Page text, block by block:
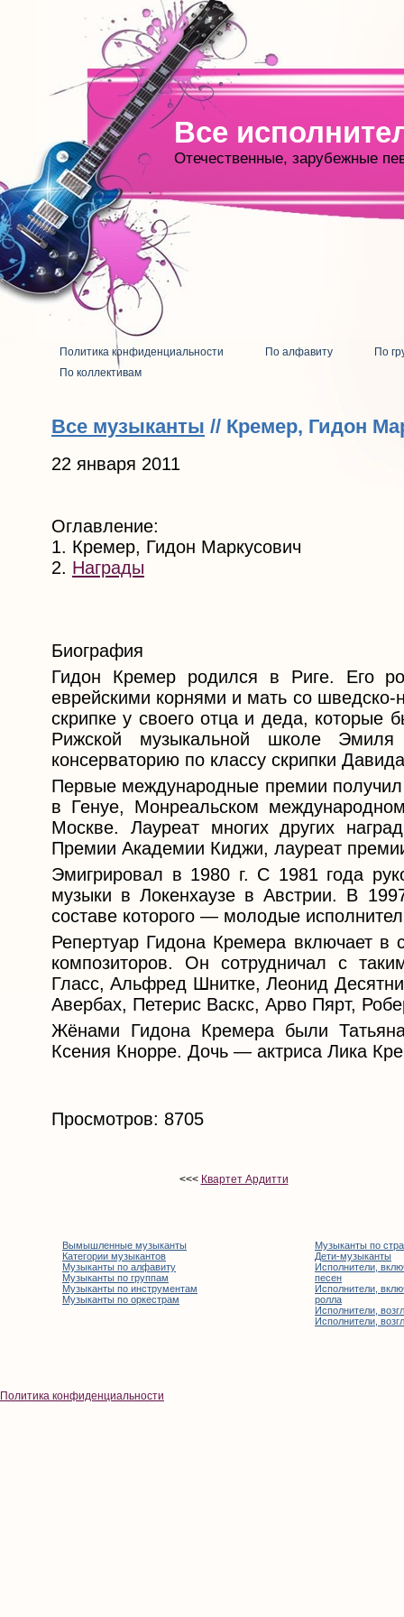
Все
Отечественные, зарубежные
Политика конфиденциальности По алфавиту
По
По коллективам
Все музыканты // Кремер, Гидон
22 января 2011
Оглавление:
1. Кремер, Гидон Маркусович
2. Награды
Биография
Гидон Кремер родился в Риге. Его
еврейскими корнями и мать со шведско-
скрипке у своего отца и деда,
Рижской музыкальной школе
консерваторию по классу скрипки
Первые международные премии получил
в Генуе, Монреальском
Москве. Лауреат многих других
Премии Академии Киджи, лауреат
Эмигрировал в 1980 г. С 1981 года
музыки в Локенхаузе в Австрии. В
составе которого — молодые
Репертуар Гидона Кремера включает в
композиторов. Он сотрудничал с
Гласс, Альфред Шнитке, Леонид
Авербах, Петерис Васкс, Арво Пярт,
Жёнами Гидона Кремера были
Ксения Кнорре. Дочь — актриса Лика
Просмотров: 8705
<<< Квартет Ардитти
Вымышленные музыканты
Категории музыкантов
Музыканты по алфавиту
Музыканты по группам
Музыканты по инструментам
Музыканты по оркестрам
Музыканты по
Дети-музыканты
Исполнители,
песен
Исполнители,
ролла
Исполнители,
Исполнители,
Политика конфиденциальности